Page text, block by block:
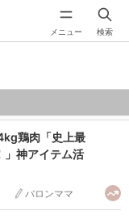
メニュー 検索
鶏肉「史上最
」神アイテム活
バロンママ